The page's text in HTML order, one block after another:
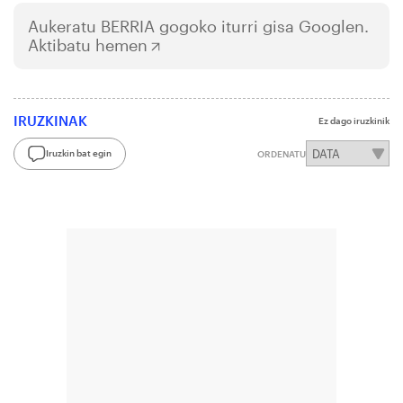
Aukeratu BERRIA gogoko iturri gisa Googlen.
Aktibatu hemen
IRUZKINAK Ez dago iruzkinik
Iruzkin bat egin ORDENATU